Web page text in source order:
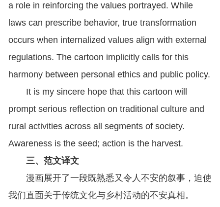
a role in reinforcing the values portrayed. While
laws can prescribe behavior, true transformation
occurs when internalized values align with external
regulations. The cartoon implicitly calls for this
harmony between personal ethics and public policy.
It is my sincere hope that this cartoon will
prompt serious reflection on traditional culture and
rural activities across all segments of society.
Awareness is the seed; action is the harvest.
三、范文译文
漫画展开了一段既熟悉又令人不安的叙事，迫使
我们直面关于传统文化与乡村活动的不安真相。